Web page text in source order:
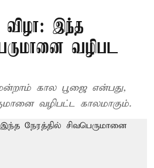
விழா: இந்த
வழிபட
கால பூஜை என்பது,
வழிபட்ட காலமாகும்.